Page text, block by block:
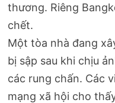
thương. Riêng
chết.
Một tòa nhà đang
bị sập sau khi chịu
các rung chấn. Các
mạng xã hội cho